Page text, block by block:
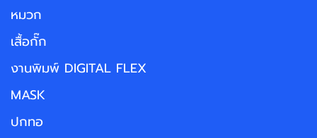
หมวก
เสื้อกั๊ก
งานพิมพ์ DIGITAL FLEX
MASK
ปกทอ